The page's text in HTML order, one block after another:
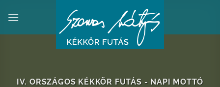
IV. ORSZÁGOS KÉKKÖR FUTÁS - NAPI MOTTÓ